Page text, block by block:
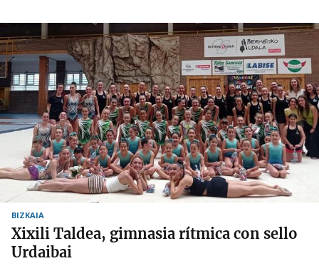
BIZKAIA
Xixili Taldea, gimnasia rítmica con sello
Urdaibai